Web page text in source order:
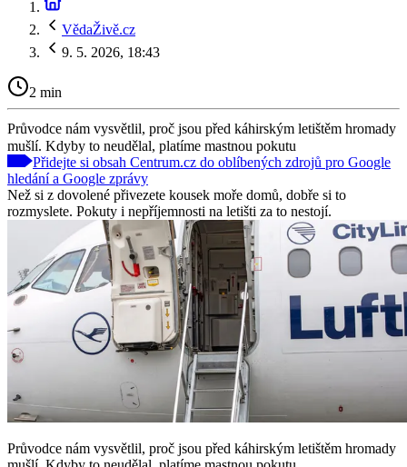
VědaŽivě.cz
9. 5. 2026, 18:43
2 min
Průvodce nám vysvětlil, proč jsou před káhirským letištěm hromady
mušlí. Kdyby to neudělal, platíme mastnou pokutu
Přidejte si obsah Centrum.cz do oblíbených zdrojů pro Google
hledání a Google zprávy
Než si z dovolené přivezete kousek moře domů, dobře si to
rozmyslete. Pokuty i nepříjemnosti na letišti za to nestojí.
Průvodce nám vysvětlil, proč jsou před káhirským letištěm hromady